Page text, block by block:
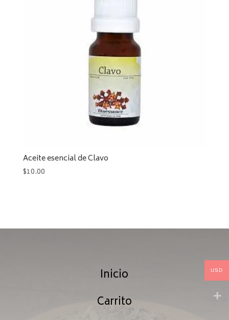
Aceite esencial de Clavo
$10.00
Inicio
Carrito
USD